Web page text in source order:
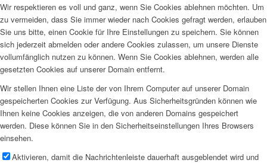
Wir respektieren es voll und ganz, wenn Sie Cookies ablehnen möchten. Um
zu vermeiden, dass Sie immer wieder nach Cookies gefragt werden, erlauben
Sie uns bitte, einen Cookie für Ihre Einstellungen zu speichern. Sie können
sich jederzeit abmelden oder andere Cookies zulassen, um unsere Dienste
vollumfänglich nutzen zu können. Wenn Sie Cookies ablehnen, werden alle
gesetzten Cookies auf unserer Domain entfernt.
Wir stellen Ihnen eine Liste der von Ihrem Computer auf unserer Domain
gespeicherten Cookies zur Verfügung. Aus Sicherheitsgründen können wie
Ihnen keine Cookies anzeigen, die von anderen Domains gespeichert
werden. Diese können Sie in den Sicherheitseinstellungen Ihres Browsers
einsehen.
Aktivieren, damit die Nachrichtenleiste dauerhaft ausgeblendet wird und